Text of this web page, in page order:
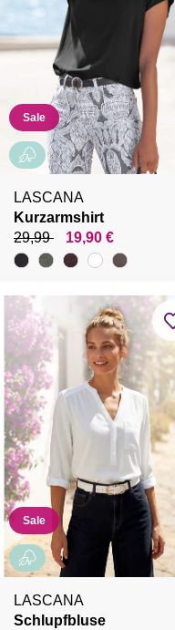
Sale
LASCANA
Kurzarmshirt
29,99
19,90 €
Sale
LASCANA
Schlupfbluse